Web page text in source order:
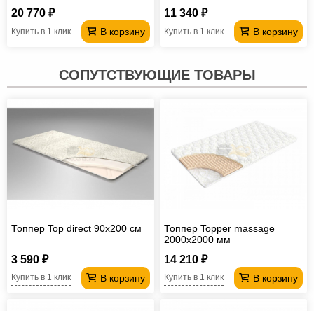
20 770 ₽
В корзину
Купить в 1 клик
11 340 ₽
В корзину
Купить в 1 клик
СОПУТСТВУЮЩИЕ ТОВАРЫ
Топпер Top direct 90х200 см
3 590 ₽
В корзину
Купить в 1 клик
Топпер Topper massage
2000х2000 мм
14 210 ₽
В корзину
Купить в 1 клик